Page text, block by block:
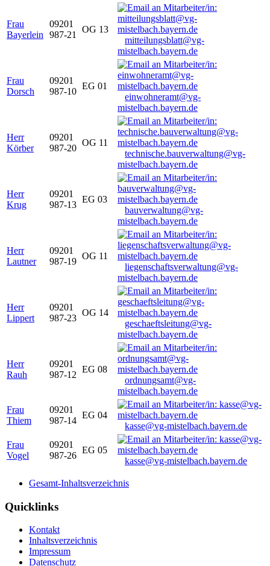
Frau
Bayerlein
09201
987-21
OG 13
mitteilungsblatt@vg-
mistelbach.bayern.de
Frau
Dorsch
09201
987-10
EG 01
einwohneramt@vg-
mistelbach.bayern.de
Herr
Körber
09201
987-20
OG 11
technische.bauverwaltung@vg-
mistelbach.bayern.de
Herr
Krug
09201
987-13
EG 03
bauverwaltung@vg-
mistelbach.bayern.de
Herr
Lautner
09201
987-19
OG 11
liegenschaftsverwaltung@vg-
mistelbach.bayern.de
Herr
Lippert
09201
987-23
OG 14
geschaeftsleitung@vg-
mistelbach.bayern.de
Herr
Rauh
09201
987-12
EG 08
ordnungsamt@vg-
mistelbach.bayern.de
Frau
Thiem
09201
987-14
EG 04
kasse@vg-mistelbach.bayern.de
Frau
Vogel
09201
987-26
EG 05
kasse@vg-mistelbach.bayern.de
Gesamt-Inhaltsverzeichnis
Quicklinks
Kontakt
Inhaltsverzeichnis
Impressum
Datenschutz